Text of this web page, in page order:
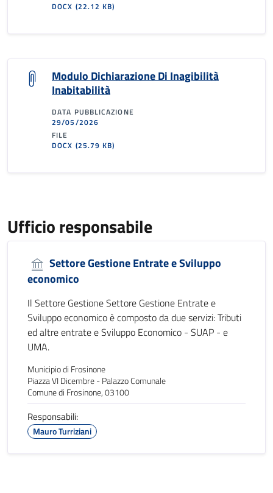
DOCX (22.12 KB)
Modulo Dichiarazione Di Inagibilità
Inabitabilità
DATA PUBBLICAZIONE
29/05/2026
FILE
DOCX (25.79 KB)
Ufficio responsabile
Settore Gestione Entrate e Sviluppo
economico
Il Settore Gestione Settore Gestione Entrate e
Sviluppo economico è composto da due servizi: Tributi
ed altre entrate e Sviluppo Economico - SUAP - e
UMA.
Municipio di Frosinone
Piazza VI Dicembre - Palazzo Comunale
Comune di Frosinone, 03100
Responsabili:
Mauro Turriziani